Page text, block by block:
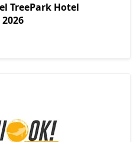
TreePark Hotel